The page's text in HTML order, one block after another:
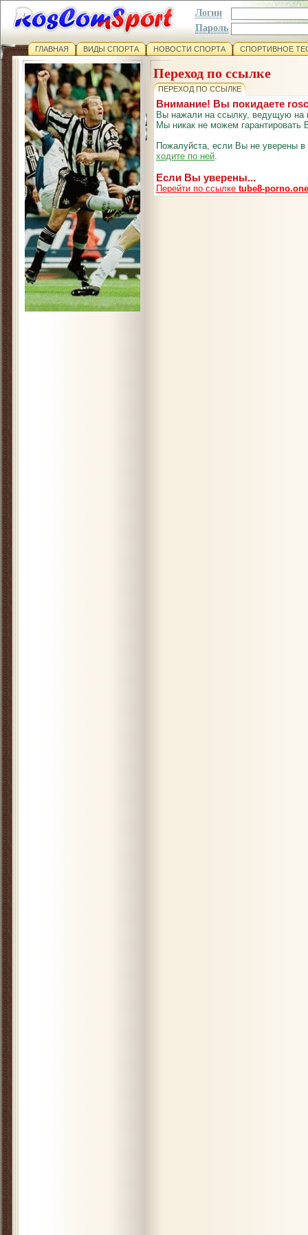
Логин
Пароль
ГЛАВНАЯ ВИДЫ СПОРТА НОВОСТИ СПОРТА СПОРТИВНОЕ
Переход по ссылке
ПЕРЕХОД ПО ССЫЛКЕ
Внимание! Вы покидаете
Вы нажали на ссылку, ведущую на
Мы никак не можем гарантировать
Пожалуйста, если Вы не уверены
ходите по ней.
Если Вы уверены...
Перейти по ссылке tube8-porno.one